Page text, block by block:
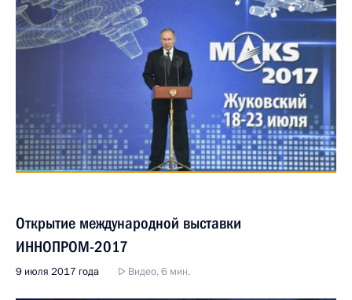
Открытие международной выставки
ИННОПРОМ-2017
9 июля 2017 года Видео, 6 мин.